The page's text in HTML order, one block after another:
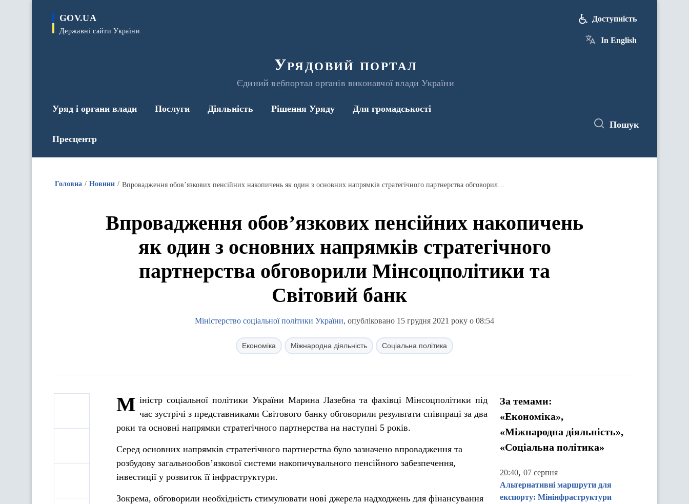
GOV.UA
Державні сайти України
Урядовий портал
Єдиний вебпортал органів виконавчої влади України
Доступність
In English
Уряд і органи влади Послуги Діяльність Рішення Уряду Для громадськості
Пресцентр
Пошук
Головна Новини Впровадження обов’язкових пенсійних накопичень як один з основних напрямків стратегічного партнерства обговорили Мінсоцполітики та Світовий банк
Впровадження обов’язкових пенсійних накопичень
як один з основних напрямків стратегічного
партнерства обговорили Мінсоцполітики та
Світовий банк
Міністерство соціальної політики України, опубліковано 15 грудня 2021 року о 08:54
Економіка Міжнародна діяльність Соціальна політика
М іністр соціальної політики України Марина Лазебна та фахівці Мінсоцполітики під
час зустрічі з представниками Світового банку обговорили результати співпраці за два
роки та основні напрямки стратегічного партнерства на наступні 5 років.
Серед основних напрямків стратегічного партнерства було зазначено впровадження та
розбудову загальнообов’язкової системи накопичувального пенсійного забезпечення,
інвестиції у розвиток її інфраструктури.
Зокрема, обговорили необхідність стимулювати нові джерела надходжень для фінансування
За темами:
«Економіка»,
«Міжнародна діяльність»,
«Соціальна політика»
20:40, 07 серпня
Альтернативні маршрути для
експорту: Мінінфраструктури